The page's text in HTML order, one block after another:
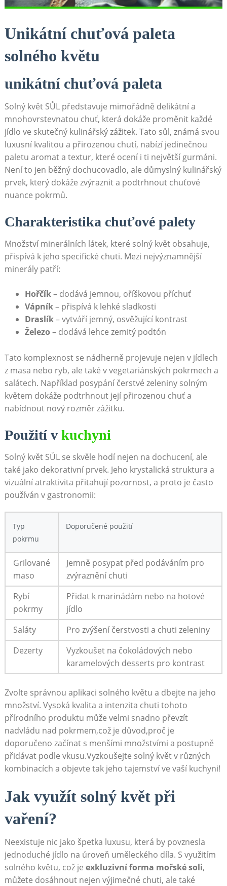
Unikátní chuťová paleta
solného květu
unikátní chuťová paleta
Solný květ SŮL představuje mimořádně delikátní a
⁢mnohovrstevnatou chuť,‌ která dokáže proměnit každé
jídlo ve skutečný kulinářský zážitek. Tato sůl, známá svou
luxusní kvalitou a přirozenou chutí, nabízí jedinečnou
paletu aromat ‍a textur,​ které ocení i ti největší ‌gurmáni.
Není to jen běžný ‌dochucovadlo, ale důmyslný kulinářský
prvek, který dokáže zvýraznit a podtrhnout chuťové
nuance pokrmů.
Charakteristika ‍chuťové palety
Množství minerálních látek, které solný květ obsahuje,
přispívá k jeho specifické chuti. Mezi nejvýznamnější
minerály patří:
Hořčík– dodává jemnou, oříškovou příchuť
Vápník– přispívá k lehké sladkosti
Draslík– vytváří jemný, osvěžující⁣ kontrast
Železo – dodává lehce ‍zemitý podtón
Tato komplexnost se⁤ nádherně⁣ projevuje ⁤nejen v jídlech
z‌ masa nebo ryb, ale také v vegetariánských pokrmech a
salátech. Například posypání čerstvé zeleniny solným⁢
květem ​dokáže ⁤podtrhnout její přirozenou chuť a
nabídnout nový ‍rozměr zážitku.
Použití v kuchyni
Solný květ SŮL se skvěle hodí nejen na ⁤dochucení, ale
také ⁣jako dekorativní prvek. Jeho krystalická struktura a
vizuální atraktivita přitahují pozornost, a​ proto je⁣ často
používán v‍ gastronomii:
Typ
pokrmu
Doporučené použití
Grilované
maso
Jemně posypat před podáváním pro
zvýraznění chuti
Rybí
pokrmy
Přidat⁣ k marinádám nebo⁢ na hotové
jídlo
Saláty
Pro zvýšení čerstvosti a chuti ⁢zeleniny
Dezerty
Vyzkoušet na čokoládových nebo
karamelových desserts pro kontrast
Zvolte správnou aplikaci solného květu a dbejte na jeho
množství. Vysoká kvalita a intenzita chuti ⁣tohoto
přírodního produktu​ může velmi snadno​ převzít
nadvládu nad pokrmem,což je ⁢důvod,proč je
‍doporučeno začínat s menšími množstvími a postupně
přidávat podle vkusu.Vyzkoušejte solný květ v různých
kombinacích⁤ a objevte tak jeho tajemství ve vaší kuchyni!
Jak využít solný květ⁤ při
vaření?
Neexistuje nic jako špetka luxusu, která by povznesla
jednoduché jídlo na​ úroveň uměleckého díla. S využitím
solného květu, což je exkluzivní forma mořské soli,
⁣můžete dosáhnout nejen výjimečné chuti, ale také